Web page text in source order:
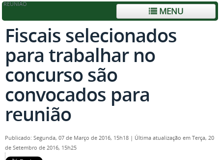
REUNIÃO
MENU
Fiscais selecionados
para trabalhar no
concurso são
convocados para
reunião
Publicado: Segunda, 07 de Março de 2016, 15h18 | Última atualização em Terça, 20
de Setembro de 2016, 15h25